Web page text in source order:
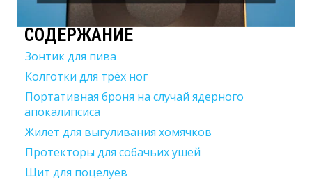
СОДЕРЖАНИЕ
Зонтик для пива
Колготки для трёх ног
Портативная броня на случай ядерного
апокалипсиса
Жилет для выгуливания хомячков
Протекторы для собачьих ушей
Щит для поцелуев